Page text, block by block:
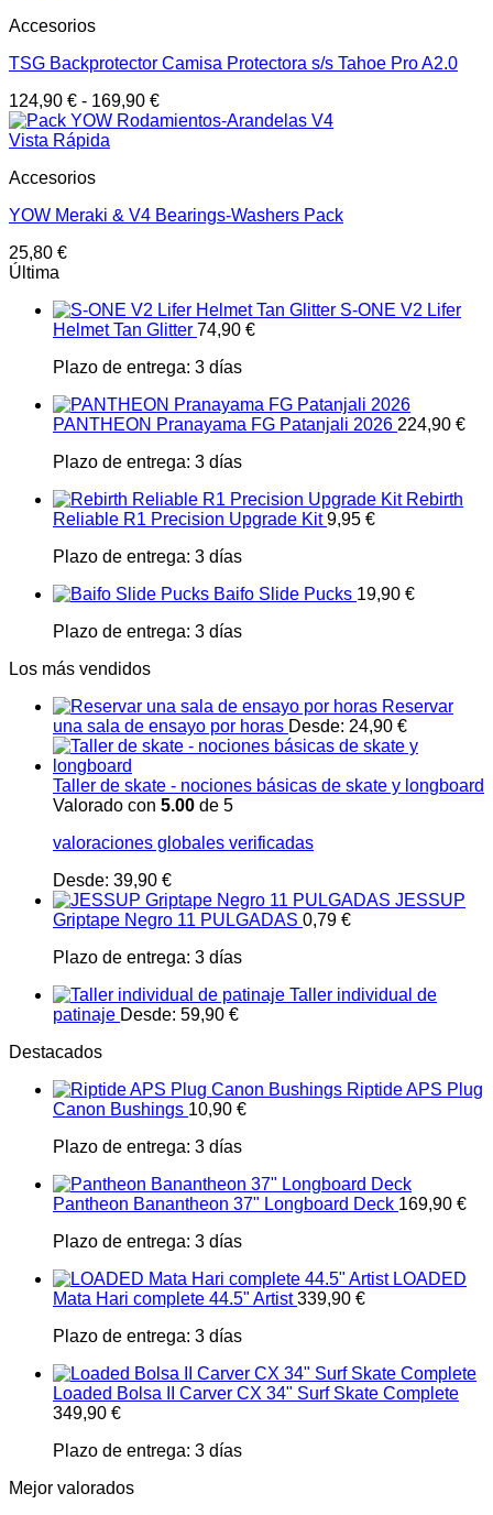
Accesorios
TSG Backprotector Camisa Protectora s/s Tahoe Pro A2.0
124,90 € - 169,90 €
Vista Rápida
Accesorios
YOW Meraki & V4 Bearings-Washers Pack
25,80 €
Última
S-ONE V2 Lifer
Helmet Tan Glitter 74,90 €
Plazo de entrega: 3 días
PANTHEON Pranayama FG Patanjali 2026 224,90 €
Plazo de entrega: 3 días
Rebirth
Reliable R1 Precision Upgrade Kit 9,95 €
Plazo de entrega: 3 días
Baifo Slide Pucks 19,90 €
Plazo de entrega: 3 días
Los más vendidos
Reservar
una sala de ensayo por horas Desde: 24,90 €
Taller de skate - nociones básicas de skate y longboard
Valorado con 5.00 de 5
valoraciones globales verificadas
Desde: 39,90 €
JESSUP
Griptape Negro 11 PULGADAS 0,79 €
Plazo de entrega: 3 días
Taller individual de
patinaje Desde: 59,90 €
Destacados
Riptide APS Plug
Canon Bushings 10,90 €
Plazo de entrega: 3 días
Pantheon Banantheon 37" Longboard Deck 169,90 €
Plazo de entrega: 3 días
LOADED
Mata Hari complete 44.5" Artist 339,90 €
Plazo de entrega: 3 días
Loaded Bolsa II Carver CX 34" Surf Skate Complete
349,90 €
Plazo de entrega: 3 días
Mejor valorados